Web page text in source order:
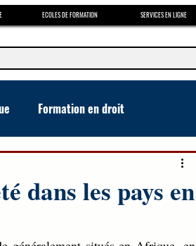
ECOLES DE FORMATION SERVICES EN LIGNE
Formation en droit
dans les pays en